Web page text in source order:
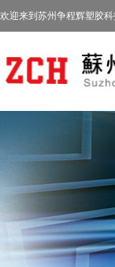
欢迎来到苏州争程辉塑胶科